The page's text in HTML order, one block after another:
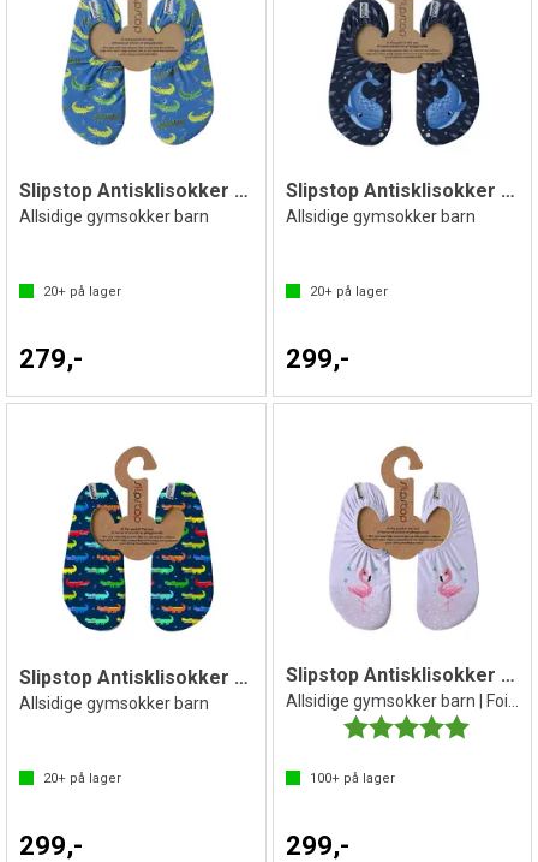
Slipstop Antisklisokker Alligator
Allsidige gymsokker barn
20+ på lager
279,-
Slipstop Antisklisokker Alvin
Allsidige gymsokker barn
20+på lager
299,-
Slipstop Antisklisokker Amazon
Allsidige gymsokker barn
20+ på lager
299,-
Slipstop Antisklisokker April
Karakter:
100+på lager
299,-